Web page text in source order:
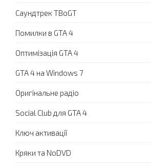
Саундтрек TBoGT
Помилки в GTA 4
Оптимізація GTA 4
GTA 4 на Windows 7
Оригінальне радіо
Social Club для GTA 4
Ключ активації
Кряки та NoDVD